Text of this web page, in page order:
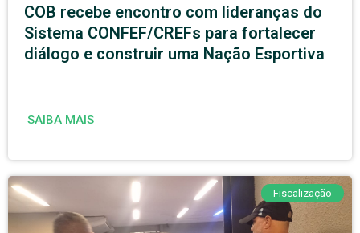
COB recebe encontro com lideranças do
Sistema CONFEF/CREFs para fortalecer
diálogo e construir uma Nação Esportiva
SAIBA MAIS
Fiscalização